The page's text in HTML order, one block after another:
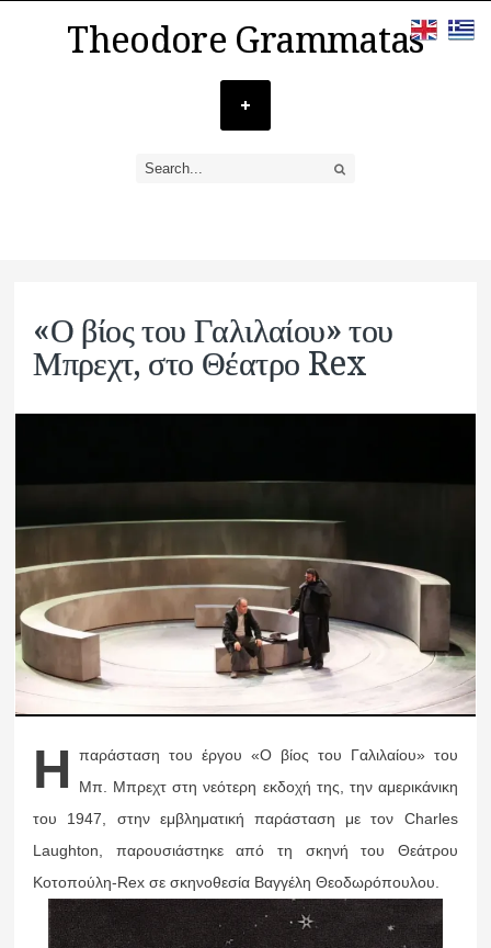
Theodore Grammatas
«Ο βίος του Γαλιλαίου» του
Μπρεχτ, στο Θέατρο Rex
Η
παράσταση του έργου «Ο βίος του Γαλιλαίου» του
Μπ. Μπρεχτ στη νεότερη εκδοχή της, την αμερικάνικη
του 1947, στην εμβληματική παράσταση με τον Charles
Laughton, παρουσιάστηκε από τη σκηνή του Θεάτρου
Κοτοπούλη-Rex σε σκηνοθεσία Βαγγέλη Θεοδωρόπουλου.